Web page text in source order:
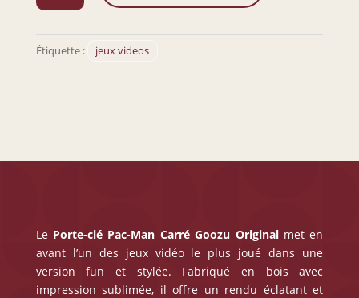
Porte-
Pac-
Étiquette : jeux videos
Le Porte-clé Pac-Man CarréGoozu Originalmet en
avant l’un des jeux vidéo le plus joué dans une
version fun et stylée. Fabriqué en bois avec
impression sublimée, il offre un rendu éclatant et